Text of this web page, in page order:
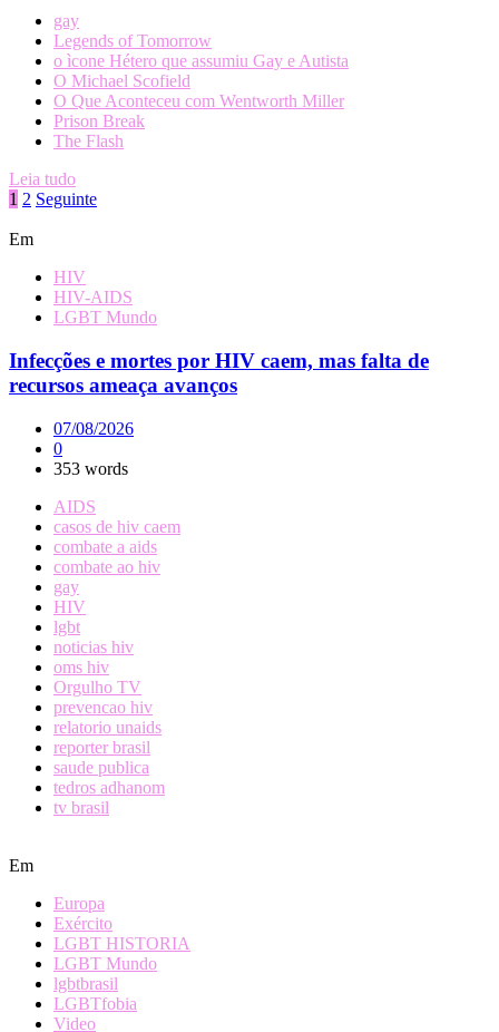
gay
Legends of Tomorrow
o ìcone Hétero que assumiu Gay e Autista
O Michael Scofield
O Que Aconteceu com Wentworth Miller
Prison Break
The Flash
Leia tudo
Paginação
de
1 2 Seguinte
Em
HIV
HIV-AIDS
LGBT Mundo
Infecções e mortes por HIV caem, mas falta de
recursos ameaça avanços
07/08/2026
0
353 words
AIDS
casos de hiv caem
combate a aids
combate ao hiv
gay
HIV
lgbt
noticias hiv
oms hiv
Orgulho TV
prevencao hiv
relatorio unaids
reporter brasil
saude publica
tedros adhanom
tv brasil
Em
Europa
Exército
LGBT HISTORIA
LGBT Mundo
lgbtbrasil
LGBTfobia
Video